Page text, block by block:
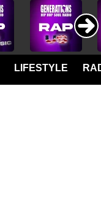
LIFESTYLE